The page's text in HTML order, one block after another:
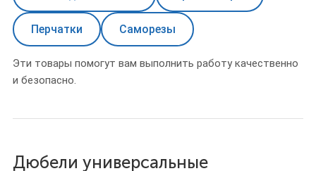
Перчатки Саморезы
Эти товары помогут вам выполнить работу качественно
и безопасно.
Дюбели универсальные